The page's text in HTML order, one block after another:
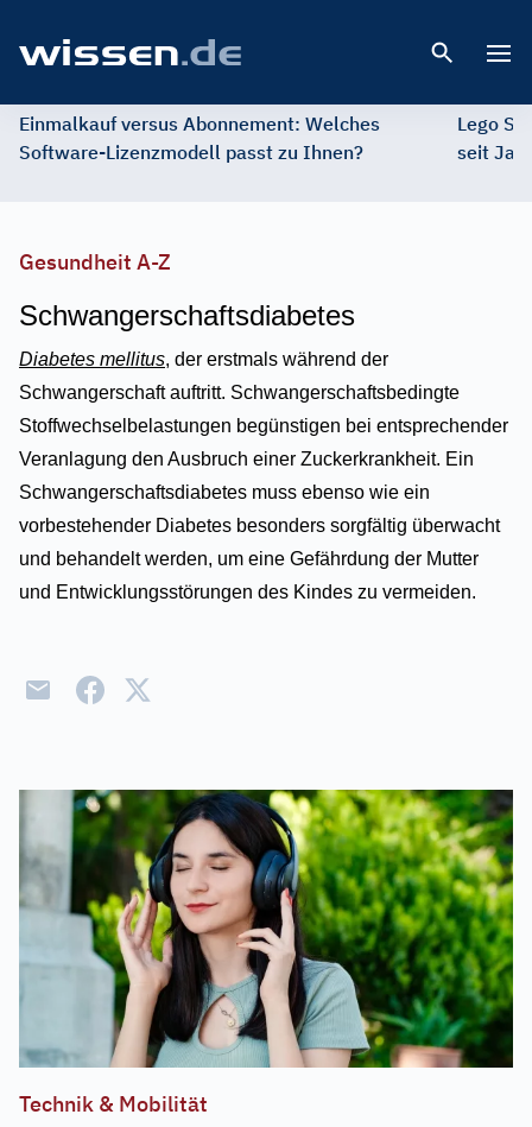
Einmalkauf versus Abonnement: Welches
Software-Lizenzmodell passt zu Ihnen?
Lego
seit
Gesundheit A-Z
Schwangerschaftsdiabetes
Diabetes mellitus, der erstmals während der
Schwangerschaft auftritt. Schwangerschaftsbedingte
Stoffwechselbelastungen begünstigen bei entsprechender
Veranlagung den Ausbruch einer Zuckerkrankheit. Ein
Schwangerschaftsdiabetes muss ebenso wie ein
vorbestehender Diabetes besonders sorgfältig überwacht
und behandelt werden, um eine Gefährdung der Mutter
und Entwicklungsstörungen des Kindes zu vermeiden.
Technik & Mobilität